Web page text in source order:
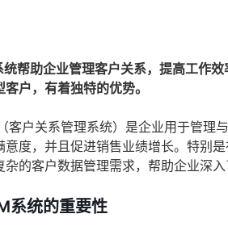
帮助企业管理客户关系，提高工作
户，有着独特的优势。
客户关系管理系统）是企业用于管理
意度，并且促进销售业绩增长。特别
杂的客户数据管理需求，帮助企业深入
系统的重要性